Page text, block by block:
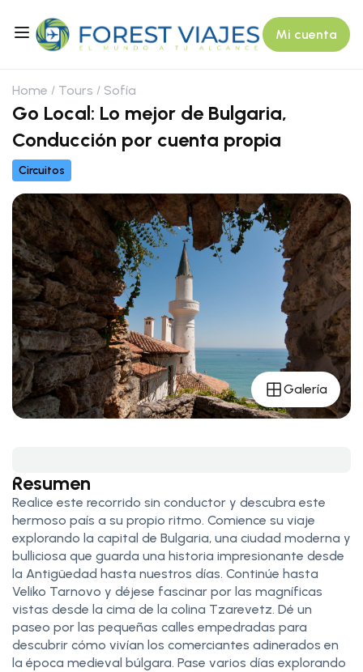
Mi cuenta
Home Tours Sofía
Go Local: Lo mejor de Bulgaria,
Conducción por cuenta propia
Circuitos
Galería
Resumen
Realice este recorrido sin conductor y descubra este
hermoso país a su propio ritmo. Comience su viaje
explorando la capital de Bulgaria, una ciudad moderna y
bulliciosa que guarda una historia impresionante desde
la Antigüedad hasta nuestros días. Continúe hasta
Veliko Tarnovo y déjese fascinar por las magníficas
vistas desde la cima de la colina Tzarevetz. Dé un
paseo por las pequeñas calles empedradas para
descubrir cómo vivían los comerciantes adinerados en
la época medieval búlgara. Pase varios días explorando